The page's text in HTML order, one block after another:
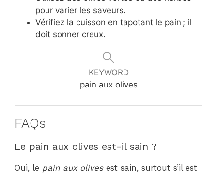
pour varier les saveurs.
Vérifiez la cuisson en tapotant le pain ; il
doit sonner creux.
KEYWORD
pain aux olives
FAQs
Le pain aux olives est-il sain ?
Oui, le pain aux olivesest sain, surtout s’il est